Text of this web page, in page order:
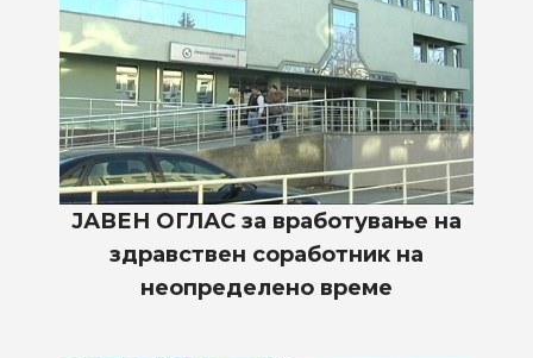
ЈАВЕН ОГЛАС за вработување на
здравствен соработник на
неопределено време